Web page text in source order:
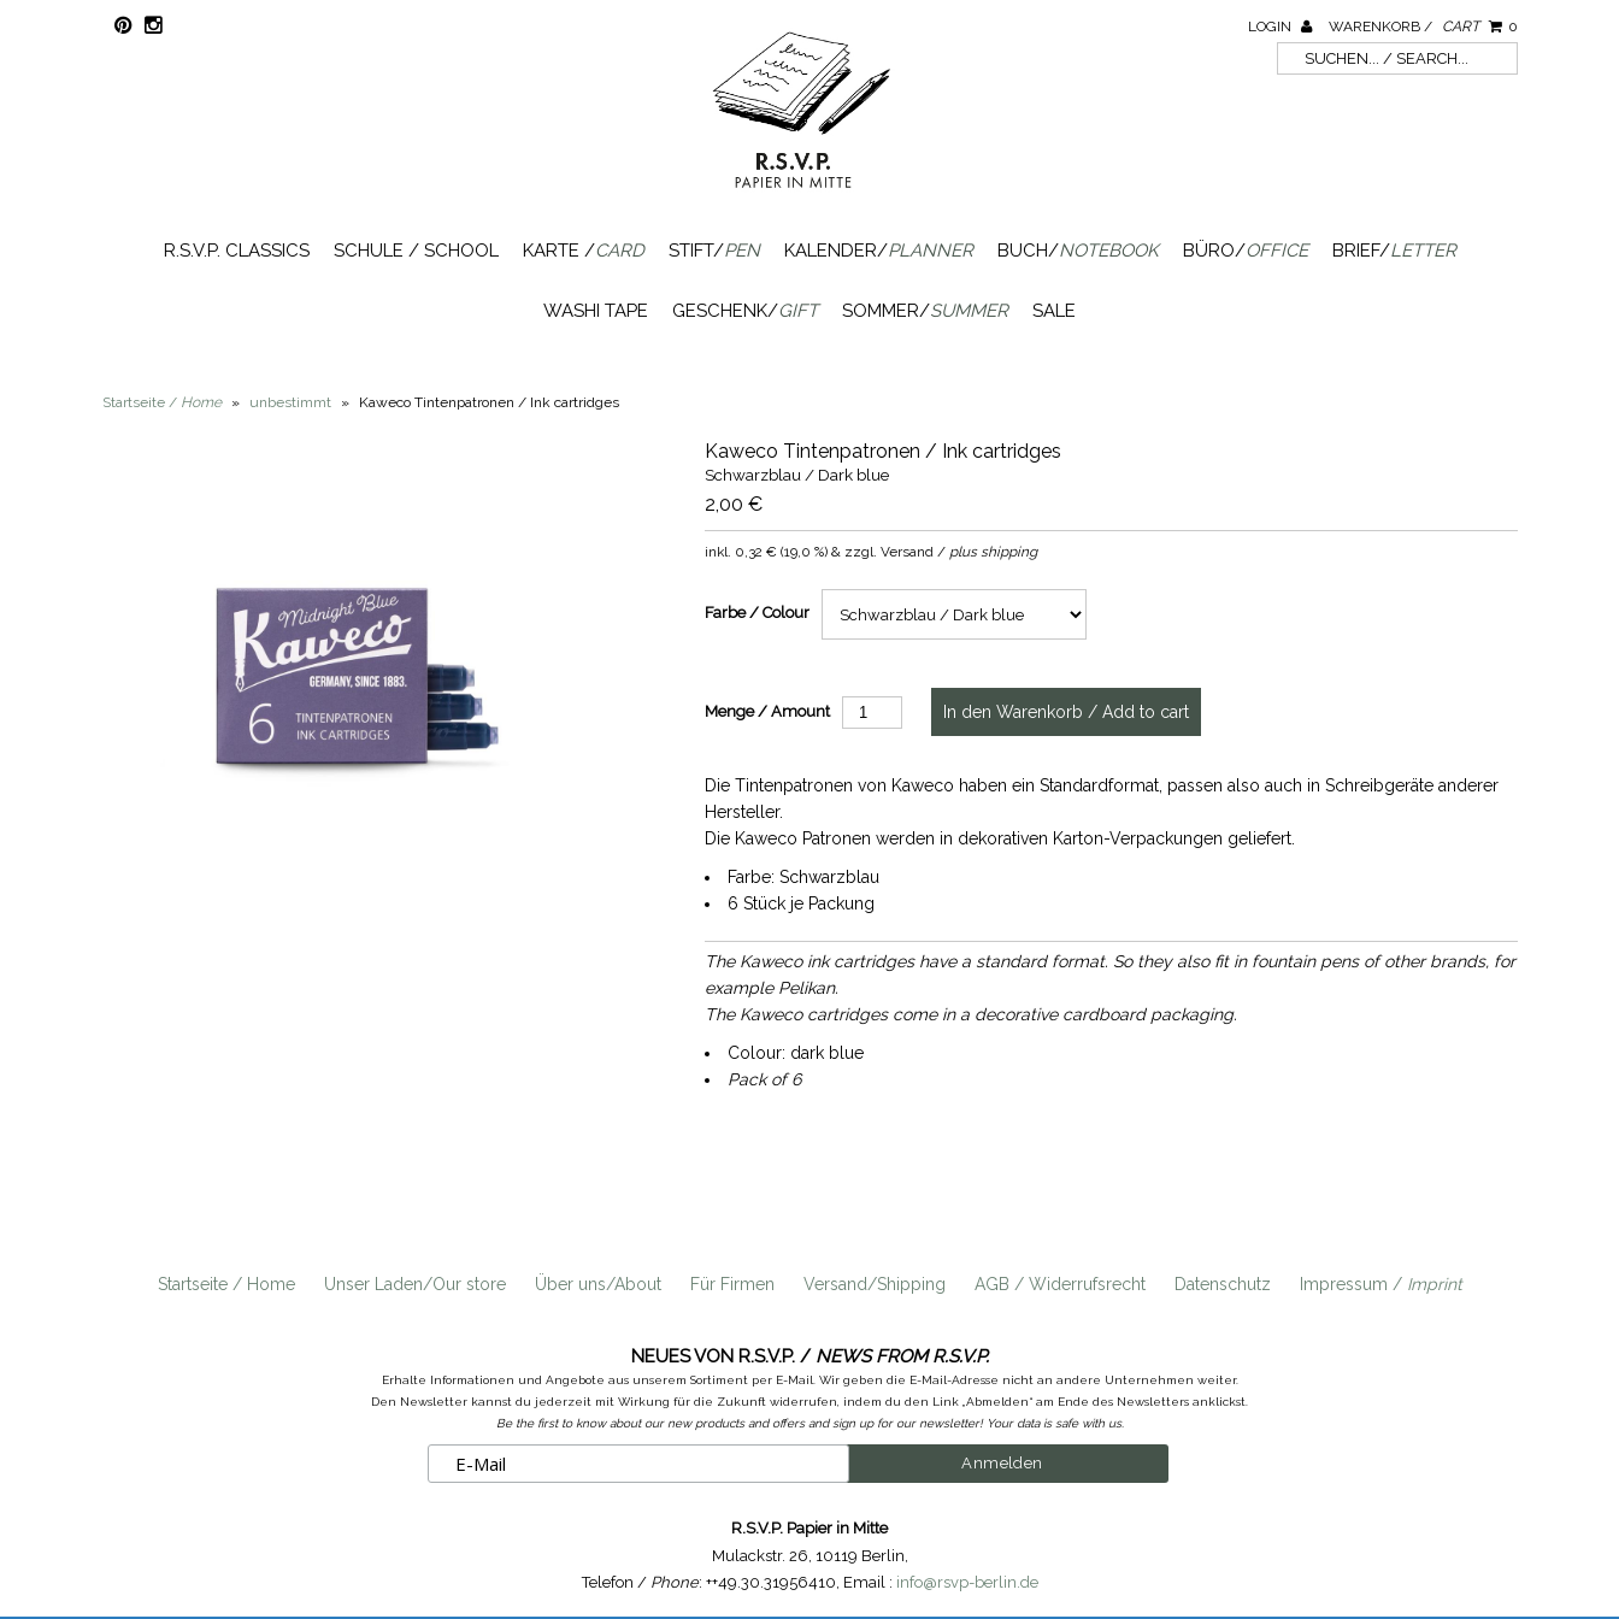
LOGIN WARENKORB / CART 0
R.S.V.P. CLASSICS SCHULE / SCHOOL KARTE /CARD STIFT/PEN KALENDER/PLANNER BUCH/NOTEBOOK BÜRO/OFFICE BRIEF/LETTER
WASHI TAPE GESCHENK/GIFT SOMMER/SUMMER SALE
Startseite / Home » unbestimmt » Kaweco Tintenpatronen / Ink cartridges
Kaweco Tintenpatronen / Ink cartridges
Schwarzblau / Dark blue
2,00 €
inkl. 0,32 € (19,0 %) & zzgl. Versand / plus shipping
Farbe / Colour
Menge / Amount
Die Tintenpatronen von Kaweco haben ein Standardformat, passen also auch in Schreibgeräte anderer
Hersteller.
Die Kaweco Patronen werden in dekorativen Karton-Verpackungen geliefert.
Farbe: Schwarzblau
6 Stück je Packung
The Kaweco ink cartridges have a standard format. So they also fit in fountain pens of other brands, for
example Pelikan.
The Kaweco cartridges come in a decorative cardboard packaging.
Colour: dark blue
Pack of 6
Startseite / Home Unser Laden/Our store Über uns/About Für Firmen Versand/Shipping AGB / Widerrufsrecht Datenschutz Impressum / Imprint
NEUES VON R.S.V.P. / NEWS FROM R.S.V.P.
Erhalte Informationen und Angebote aus unserem Sortiment per E-Mail. Wir geben die E-Mail-Adresse nicht an andere Unternehmen weiter.
Den Newsletter kannst du jederzeit mit Wirkung für die Zukunft widerrufen, indem du den Link „Abmelden“ am Ende des Newsletters anklickst.
Be the first to know about our new products and offers and sign up for our newsletter! Your data is safe with us.
R.S.V.P. Papier in Mitte
Mulackstr. 26, 10119 Berlin,
Telefon / Phone: ++49.30.31956410, Email : info@rsvp-berlin.de